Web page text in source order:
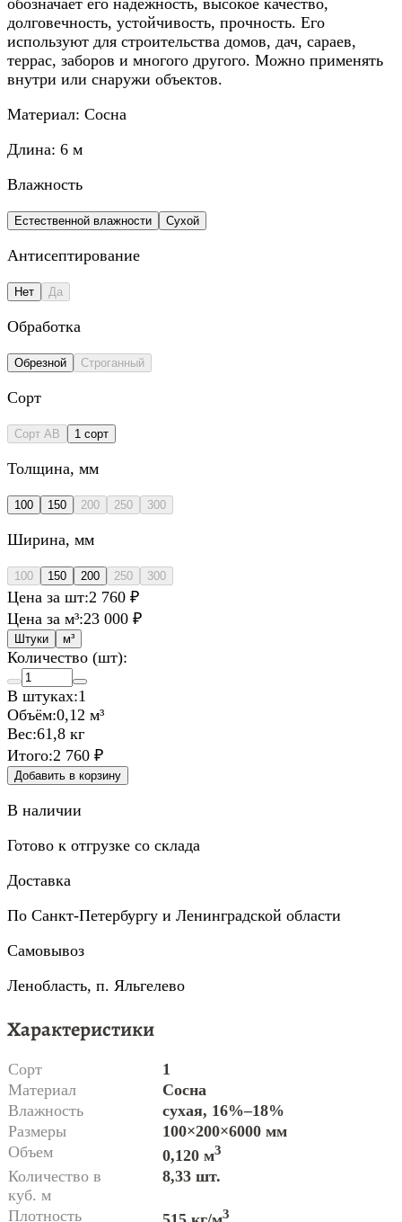
долговечность, устойчивость, прочность. Его
используют для строительства домов, дач, сараев,
террас, заборов и многого другого. Можно применять
внутри или снаружи объектов.
Материал: Сосна
Длина: 6 м
Влажность
Естественной влажности Сухой
Антисептирование
Нет Да
Обработка
Обрезной Строганный
Сорт
Сорт AB 1 сорт
Толщина, мм
100 150 200 250 300
Ширина, мм
100 150 200 250 300
Цена за шт:2 760 ₽
Цена за м³:23 000 ₽
Штуки м³
Количество (шт):
В штуках:1
Объём:0,12 м³
Вес:61,8 кг
Итого:2 760 ₽
Добавить в корзину
В наличии
Готово к отгрузке со склада
Доставка
По Санкт-Петербургу и Ленинградской области
Самовывоз
Ленобласть, п. Яльгелево
Характеристики
Сорт
1
Материал
Сосна
Влажность
сухая, 16%–18%
Размеры
100×200×6000 мм
Объем
0,120 м3
Количество в
куб. м
8,33 шт.
Плотность 3